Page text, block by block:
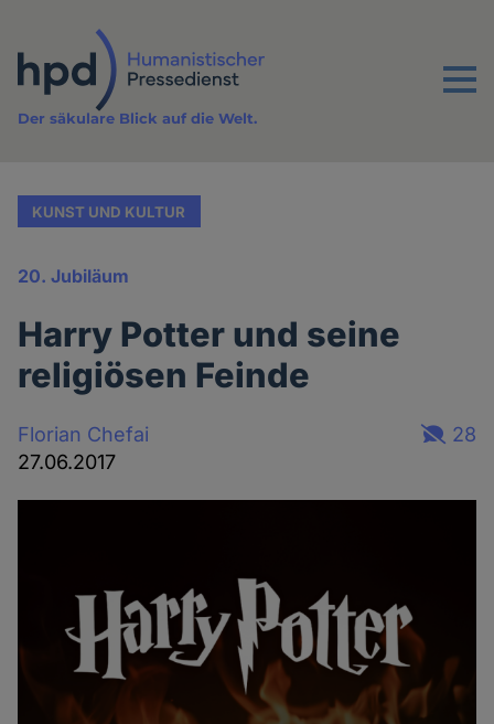
Inhalt
Menu
Der säkulare Blick auf die Welt.
KUNST UND KULTUR
20. Jubiläum
Harry Potter und seine
religiösen Feinde
Florian Chefai
27.06.2017
28